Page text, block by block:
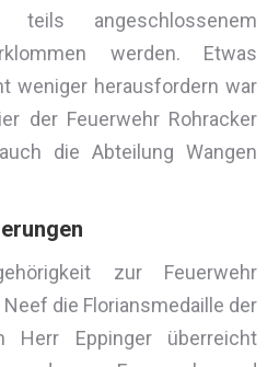
teils angeschlossenem
werden. Etwas
weniger herausfordern war
der Feuerwehr Rohracker
die Abteilung Wangen
zur Feuerwehr
die Floriansmedaille der
Herr Eppinger überreicht